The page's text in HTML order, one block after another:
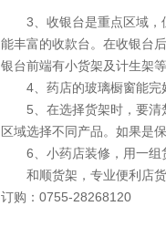
3、收银台是重点区域，但
能丰富的收款台。在收银台
银台前端有小货架及计生架
4、药店的玻璃橱窗能完
5、在选择货架时，要清
区域选择不同产品。如果是
6、小药店装修，用一组货
和顺货架，专业便利店货
订购：0755-28268120